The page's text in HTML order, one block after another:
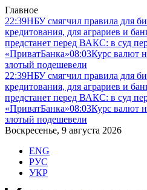
Главное
22:39НБУ смягчил правила для
кредитования, для аграриев и
предстанет перед ВАКС: в суд
«ПриватБанка»08:03Курс валют
злотый подешевели
22:39НБУ смягчил правила для
кредитования, для аграриев и
предстанет перед ВАКС: в суд
«ПриватБанка»08:03Курс валют
злотый подешевели
Воскресенье, 9 августа 2026
ENG
РУС
УКР